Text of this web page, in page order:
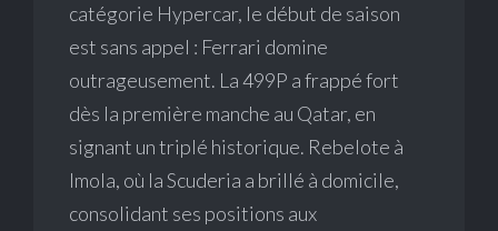
catégorie Hypercar, le début de saison
est sans appel : Ferrari domine
outrageusement. La 499P a frappé fort
dès la première manche au Qatar, en
signant un triplé historique. Rebelote à
Imola, où la Scuderia a brillé à domicile,
consolidant ses positions aux